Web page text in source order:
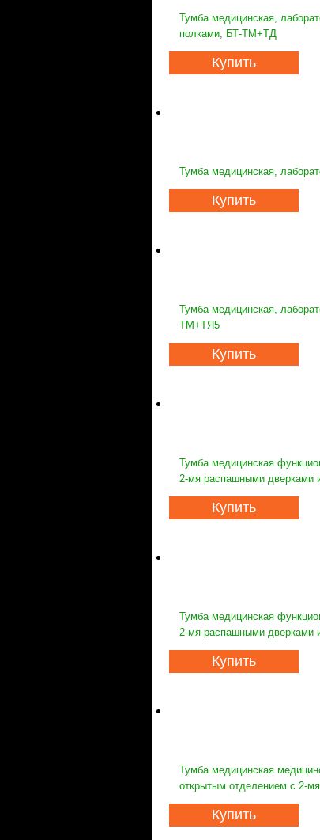
Тумба медицинская,
полками, БТ-ТМ+ТД
Купить
Тумба медицинская,
Купить
Тумба медицинская,
ТМ+ТЯ5
Купить
Тумба медицинская
2-мя распашными
Купить
Тумба медицинская
2-мя распашными
Купить
Тумба медицинская
открытым отделением с 2-
Купить